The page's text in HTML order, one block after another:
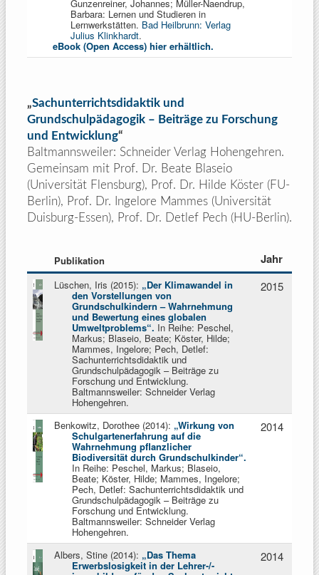
Gunzenreiner, Johannes; Müller-Naendrup,
Barbara: Lernen und Studieren in
Lernwerkstätten. Bad Heilbrunn: Verlag
Julius Klinkhardt.
eBook (Open Access) hier erhältlich.
„Sachunterrichtsdidaktik und
Grundschulpädagogik – Beiträge zu Forschung
und Entwicklung“
Baltmannsweiler: Schneider Verlag Hohengehren.
Gemeinsam mit Prof. Dr. Beate Blaseio
(Universität Flensburg), Prof. Dr. Hilde Köster (FU-
Berlin), Prof. Dr. Ingelore Mammes (Universität
Duisburg-Essen), Prof. Dr. Detlef Pech (HU-Berlin).
Publikation Jahr
Lüschen, Iris (2015): „Der Klimawandel in
den Vorstellungen von
Grundschulkindern–Wahrnehmung
und Bewertung eines globalen
Umweltproblems“. In Reihe: Peschel,
Markus; Blaseio, Beate; Köster, Hilde;
Mammes, Ingelore; Pech, Detlef:
Sachunterrichtsdidaktik und
Grundschulpädagogik – Beiträge zu
Forschung und Entwicklung.
Baltmannsweiler: Schneider Verlag
Hohengehren.
2015
Benkowitz, Dorothee (2014): „Wirkung von
Schulgartenerfahrung auf die
Wahrnehmung pflanzlicher
Biodiversität durch Grundschulkinder“.
In Reihe: Peschel, Markus; Blaseio,
Beate; Köster, Hilde; Mammes, Ingelore;
Pech, Detlef: Sachunterrichtsdidaktik und
Grundschulpädagogik – Beiträge zu
Forschung und Entwicklung.
Baltmannsweiler: Schneider Verlag
Hohengehren.
2014
Albers, Stine (2014): „Das Thema
Erwerbslosigkeit in der Lehrer-/-
2014